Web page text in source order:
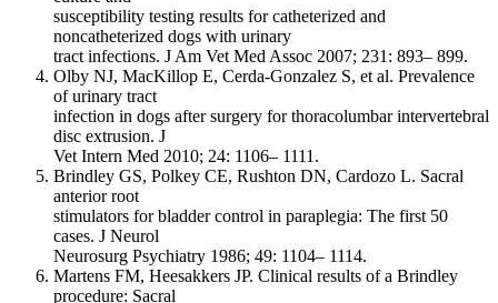
susceptibility testing results for catheterized and
noncatheterized dogs with urinary
tract infections. J Am Vet Med Assoc 2007; 231: 893– 899.
Olby NJ, MacKillop E, Cerda-Gonzalez S, et al. Prevalence
of urinary tract
infection in dogs after surgery for thoracolumbar intervertebral
disc extrusion. J
Vet Intern Med 2010; 24: 1106– 1111.
Brindley GS, Polkey CE, Rushton DN, Cardozo L. Sacral
anterior root
stimulators for bladder control in paraplegia: The first 50
cases. J Neurol
Neurosurg Psychiatry 1986; 49: 1104– 1114.
Martens FM, Heesakkers JP. Clinical results of a Brindley
procedure: Sacral